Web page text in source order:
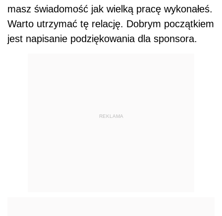
masz świadomość jak wielką pracę wykonałeś.
Warto utrzymać tę relację. Dobrym początkiem
jest napisanie podziękowania dla sponsora.
REKLAMA